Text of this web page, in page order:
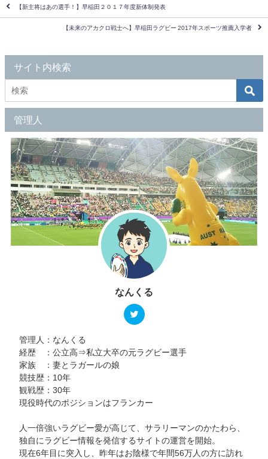
【新主将はあの選手！】早稲田２０１７年度新体制発表
【未来のアカクロ戦士へ】早稲田ラグビー 2017年スポーツ推薦入学者
サイト内検索
管理人
なんくる
管理人：なんくる
経歴 ：公立高⇒私立大卒の元ラグビー選手
家族 ：妻とラガールの娘
競技歴：10年
観戦歴：30年
現役時代のポジションはフランカー
人一倍強いラグビー愛が高じて、サラリーマンのかたわら、
独自にラグビー情報を発信するサイトの運営を開始。
現在6年目に突入し、昨年はお陰様で年間56万人の方に訪れ